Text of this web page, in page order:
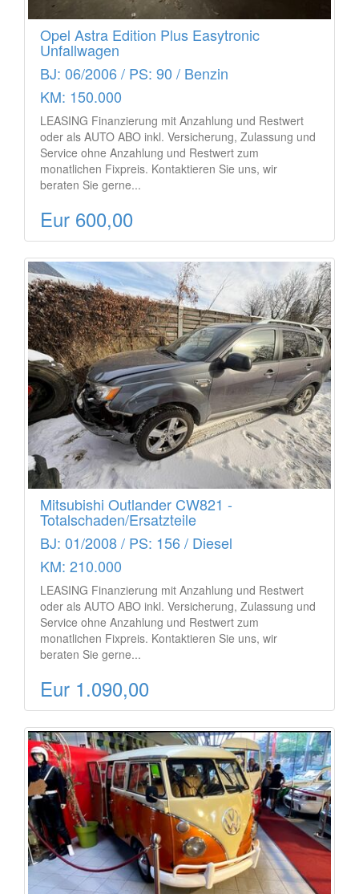
Opel Astra Edition Plus Easytronic
Unfallwagen
BJ: 06/2006 / PS: 90 / Benzin
KM: 150.000
LEASING Finanzierung mit Anzahlung und Restwert
oder als AUTO ABO inkl. Versicherung, Zulassung und
Service ohne Anzahlung und Restwert zum
monatlichen Fixpreis. Kontaktieren Sie uns, wir
beraten Sie gerne...
Eur 600,00
Mitsubishi Outlander CW821 -
Totalschaden/Ersatzteile
BJ: 01/2008 / PS: 156 / Diesel
KM: 210.000
LEASING Finanzierung mit Anzahlung und Restwert
oder als AUTO ABO inkl. Versicherung, Zulassung und
Service ohne Anzahlung und Restwert zum
monatlichen Fixpreis. Kontaktieren Sie uns, wir
beraten Sie gerne...
Eur 1.090,00